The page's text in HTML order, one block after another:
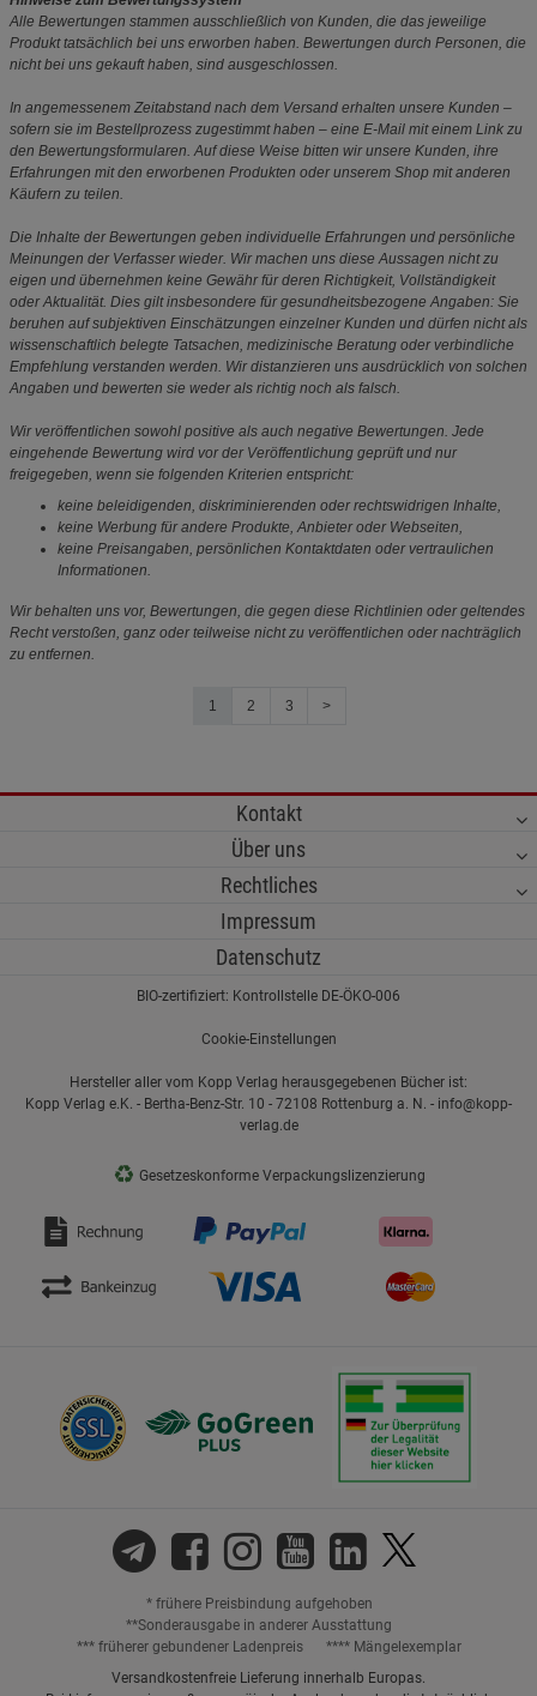
Alle Bewertungen stammen ausschließlich von Kunden, die das jeweilige
Produkt tatsächlich bei uns erworben haben. Bewertungen durch Personen, die
nicht bei uns gekauft haben, sind ausgeschlossen.
In angemessenem Zeitabstand nach dem Versand erhalten unsere Kunden –
sofern sie im Bestellprozess zugestimmt haben – eine E-Mail mit einem Link zu
den Bewertungsformularen. Auf diese Weise bitten wir unsere Kunden, ihre
Erfahrungen mit den erworbenen Produkten oder unserem Shop mit anderen
Käufern zu teilen.
Die Inhalte der Bewertungen geben individuelle Erfahrungen und persönliche
Meinungen der Verfasser wieder. Wir machen uns diese Aussagen nicht zu
eigen und übernehmen keine Gewähr für deren Richtigkeit, Vollständigkeit
oder Aktualität. Dies gilt insbesondere für gesundheitsbezogene Angaben: Sie
beruhen auf subjektiven Einschätzungen einzelner Kunden und dürfen nicht als
wissenschaftlich belegte Tatsachen, medizinische Beratung oder verbindliche
Empfehlung verstanden werden. Wir distanzieren uns ausdrücklich von solchen
Angaben und bewerten sie weder als richtig noch als falsch.
Wir veröffentlichen sowohl positive als auch negative Bewertungen. Jede
eingehende Bewertung wird vor der Veröffentlichung geprüft und nur
freigegeben, wenn sie folgenden Kriterien entspricht:
keine beleidigenden, diskriminierenden oder rechtswidrigen Inhalte,
keine Werbung für andere Produkte, Anbieter oder Webseiten,
keine Preisangaben, persönlichen Kontaktdaten oder vertraulichen
Informationen.
Wir behalten uns vor, Bewertungen, die gegen diese Richtlinien oder geltendes
Recht verstoßen, ganz oder teilweise nicht zu veröffentlichen oder nachträglich
zu entfernen.
1 2 3 >
Kontakt
Über uns
Rechtliches
Impressum
Datenschutz
BIO-zertifiziert: Kontrollstelle DE-ÖKO-006
Cookie-Einstellungen
Hersteller aller vom Kopp Verlag herausgegebenen Bücher ist:
Kopp Verlag e.K. - Bertha-Benz-Str. 10 - 72108 Rottenburg a. N. - info@kopp-
verlag.de
♻ Gesetzeskonforme Verpackungslizenzierung
* frühere Preisbindung aufgehoben
**Sonderausgabe in anderer Ausstattung
*** früherer gebundener Ladenpreis
**** Mängelexemplar
Versandkostenfreie Lieferung innerhalb Europas.